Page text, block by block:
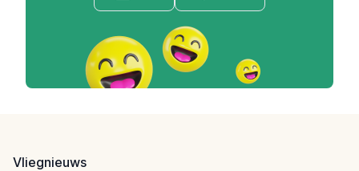
Vliegnieuws